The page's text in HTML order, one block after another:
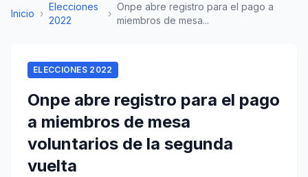
Inicio ›
Elecciones
2022
›
Onpe abre registro para el pago a
miembros de mesa...
ELECCIONES 2022
Onpe abre registro para el pago
a miembros de mesa
voluntarios de la segunda
vuelta